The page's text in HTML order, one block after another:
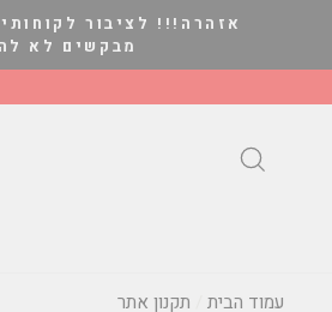
אזהרה!!! לציבור
מבקשים לא
עמוד הבית תקנון אתר